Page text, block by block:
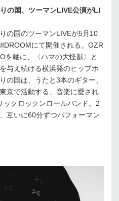
の国、ツーマンLIVE公演がLI
の国のツーマンLIVEが5月10
にて開催される。OZR
を軸に、〈ハマの大怪獣〉と
与え続ける横浜発のヒップホ
の国は、うたと3本のギター、
京で活動する、音楽に愛され
ックロックンロールバンド。2
互いに60分ずつパフォーマン